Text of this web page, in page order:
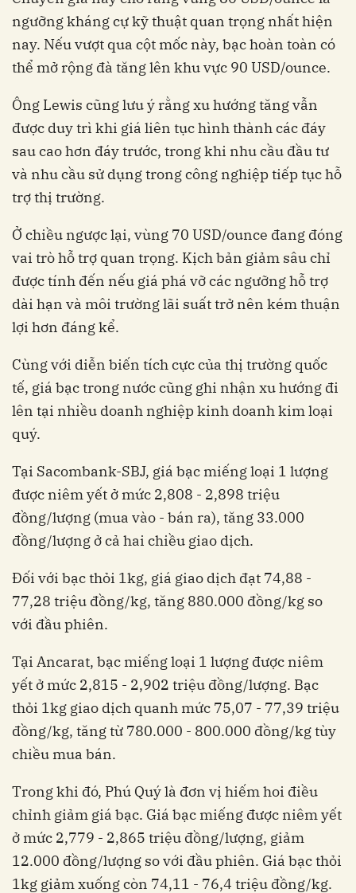
ngưỡng kháng cự kỹ thuật quan trọng nhất hiện
nay. Nếu vượt qua cột mốc này, bạc hoàn toàn có
thể mở rộng đà tăng lên khu vực 90 USD/ounce.
Ông Lewis cũng lưu ý rằng xu hướng tăng vẫn
được duy trì khi giá liên tục hình thành các đáy
sau cao hơn đáy trước, trong khi nhu cầu đầu tư
và nhu cầu sử dụng trong công nghiệp tiếp tục hỗ
trợ thị trường.
Ở chiều ngược lại, vùng 70 USD/ounce đang đóng
vai trò hỗ trợ quan trọng. Kịch bản giảm sâu chỉ
được tính đến nếu giá phá vỡ các ngưỡng hỗ trợ
dài hạn và môi trường lãi suất trở nên kém thuận
lợi hơn đáng kể.
Cùng với diễn biến tích cực của thị trường quốc
tế, giá bạc trong nước cũng ghi nhận xu hướng đi
lên tại nhiều doanh nghiệp kinh doanh kim loại
quý.
Tại Sacombank-SBJ, giá bạc miếng loại 1 lượng
được niêm yết ở mức 2,808 - 2,898 triệu
đồng/lượng (mua vào - bán ra), tăng 33.000
đồng/lượng ở cả hai chiều giao dịch.
Đối với bạc thỏi 1kg, giá giao dịch đạt 74,88 -
77,28 triệu đồng/kg, tăng 880.000 đồng/kg so
với đầu phiên.
Tại Ancarat, bạc miếng loại 1 lượng được niêm
yết ở mức 2,815 - 2,902 triệu đồng/lượng. Bạc
thỏi 1kg giao dịch quanh mức 75,07 - 77,39 triệu
đồng/kg, tăng từ 780.000 - 800.000 đồng/kg tùy
chiều mua bán.
Trong khi đó, Phú Quý là đơn vị hiếm hoi điều
chỉnh giảm giá bạc. Giá bạc miếng được niêm yết
ở mức 2,779 - 2,865 triệu đồng/lượng, giảm
12.000 đồng/lượng so với đầu phiên. Giá bạc thỏi
1kg giảm xuống còn 74,11 - 76,4 triệu đồng/kg.